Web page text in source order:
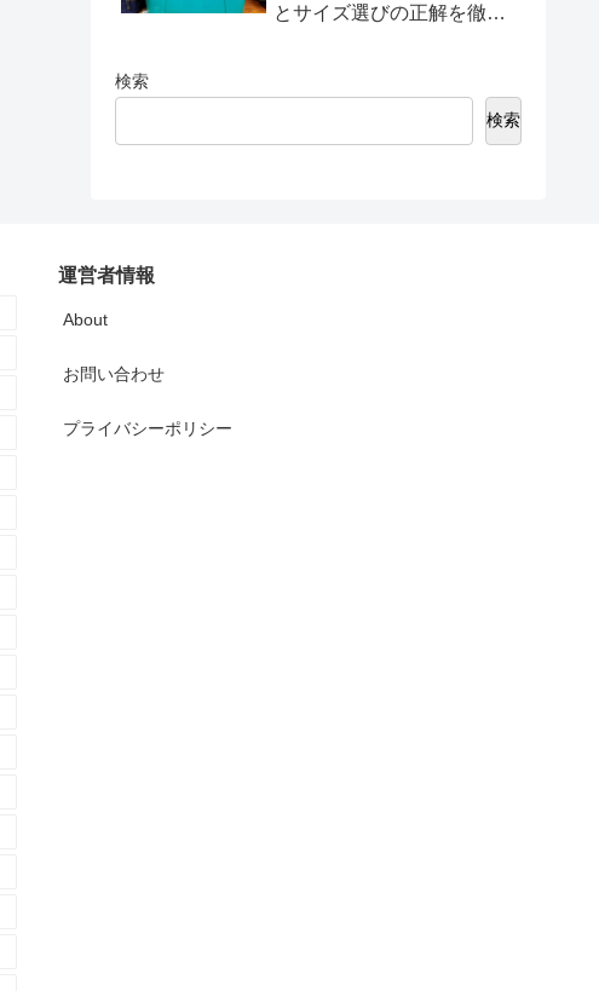
とサイズ選びの正解を徹底
検索
検索
運営者情報
About
お問い合わせ
プライバシーポリシー